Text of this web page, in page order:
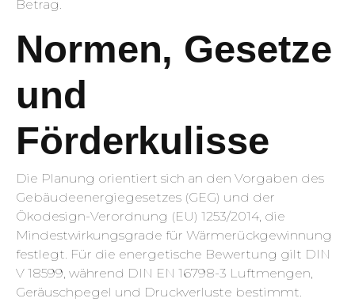
Betrag.
Normen, Gesetze
und
Förderkulisse
Die Planung orientiert sich an den Vorgaben des
Gebäudeenergiegesetzes (GEG) und der
Ökodesign-Verordnung (EU) 1253/2014, die
Mindestwirkungsgrade für Wärmerückgewinnung
festlegt. Für die energetische Bewertung gilt DIN
V 18599, während DIN EN 16798-3 Luftmengen,
Geräuschpegel und Druckverluste bestimmt.